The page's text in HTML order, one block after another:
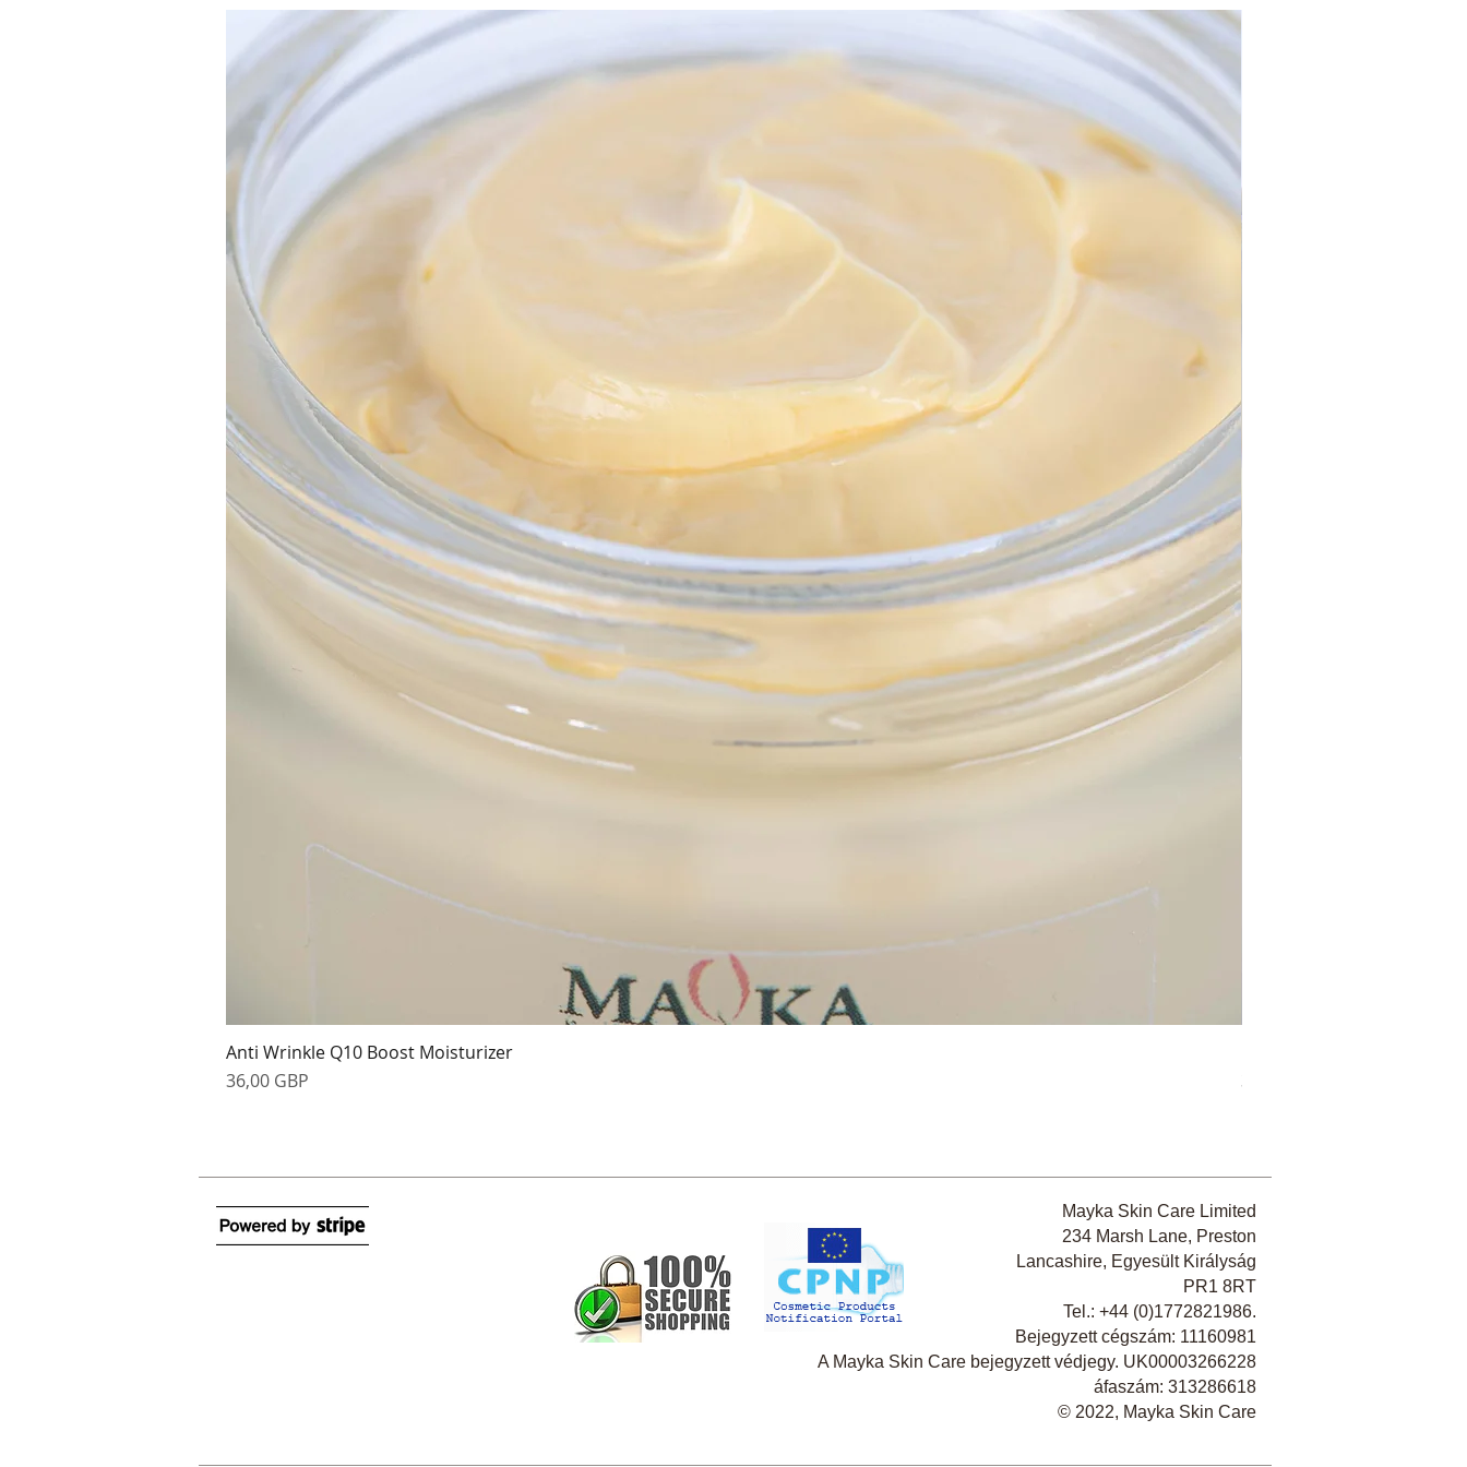
Anti Wrinkle Q10 Boost Moisturizer
Ár
36,00 GBP
Ár
38,00 GBP
Mayka Skin Care Limited
234 Marsh Lane, Preston
Lancashire, Egyesült Királyság
PR1 8RT
Tel.: +44 (0)1772821986.
Bejegyzett cégszám: 11160981
A Mayka Skin Care bejegyzett védjegy. UK00003266228
áfaszám: 313286618
​© 2022, Mayka Skin Care